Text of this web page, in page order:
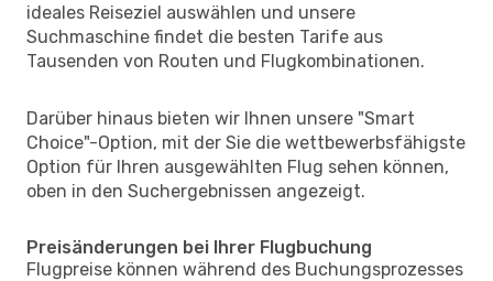
ideales Reiseziel auswählen und unsere
Suchmaschine findet die besten Tarife aus
Tausenden von Routen und Flugkombinationen.
Darüber hinaus bieten wir Ihnen unsere "Smart
Choice"-Option, mit der Sie die wettbewerbsfähigste
Option für Ihren ausgewählten Flug sehen können,
oben in den Suchergebnissen angezeigt.
Preisänderungen bei Ihrer Flugbuchung
Flugpreise können während des Buchungsprozesses